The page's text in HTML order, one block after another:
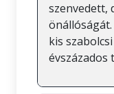
szenvedett,
önállóságát.
kis
évszázados